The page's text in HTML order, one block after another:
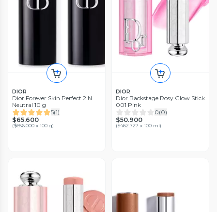
DIOR
Dior Forever Skin Perfect 2 N
Neutral 10 g
5(1)
$65.600
($656.000 x 100 g)
DIOR
Dior Backstage Rosy Glow Stick
001 Pink
0(0)
$50.900
($462.727 x 100 ml)